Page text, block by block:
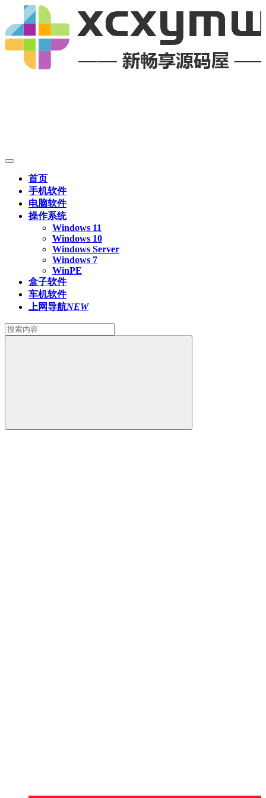
首页
手机软件
电脑软件
操作系统
Windows 11
Windows 10
Windows Server
Windows 7
WinPE
盒子软件
车机软件
上网导航NEW